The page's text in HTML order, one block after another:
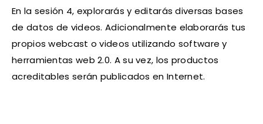
En la sesión 4, explorarás y editarás diversas bases
de datos de videos. Adicionalmente elaborarás tus
propios webcast o videos utilizando software y
herramientas web 2.0. A su vez, los productos
acreditables serán publicados en Internet.